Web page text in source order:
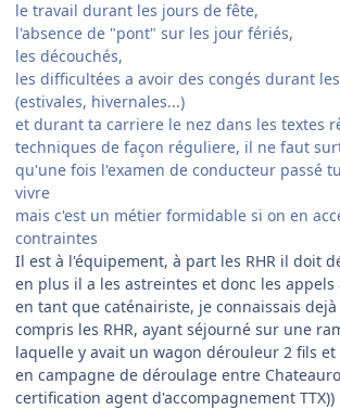
le travail durant les jours de fête,
l'absence de "pont" sur les jour fériés,
les découchés,
les difficultées a avoir des congés durant
(estivales, hivernales...)
et durant ta carriere le nez dans les textes
techniques de façon réguliere, il ne faut
qu'une fois l'examen de conducteur passé
vivre
mais c'est un métier formidable si on en
contraintes
Il est à l'équipement, à part les RHR il doit
en plus il a les astreintes et donc les appels
en tant que caténairiste, je connaissais
compris les RHR, ayant séjourné sur une
laquelle y avait un wagon dérouleur 2 fils
en campagne de déroulage entre
certification agent d'accompagnement TTX))